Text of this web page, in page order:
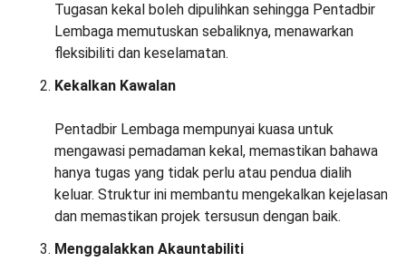
Tugasan kekal boleh dipulihkan sehingga Pentadbir
Lembaga memutuskan sebaliknya, menawarkan
fleksibiliti dan keselamatan.
Kekalkan Kawalan
Pentadbir Lembaga mempunyai kuasa untuk
mengawasi pemadaman kekal, memastikan bahawa
hanya tugas yang tidak perlu atau pendua dialih
keluar. Struktur ini membantu mengekalkan kejelasan
dan memastikan projek tersusun dengan baik.
Menggalakkan Akauntabiliti